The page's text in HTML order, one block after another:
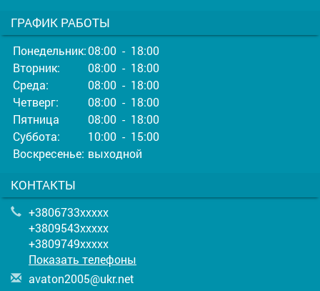
ГРАФИК РАБОТЫ
Понедельник:08:00 - 18:00
Вторник:
08:00 - 18:00
Среда:
08:00 - 18:00
Четверг:
08:00 - 18:00
Пятница
08:00 - 18:00
Суббота:
10:00 - 15:00
Воскресенье: выходной
КОНТАКТЫ
+3806733xxxxx
+3809543xxxxx
+3809749xxxxx
Показать телефоны
avaton2005@ukr.net